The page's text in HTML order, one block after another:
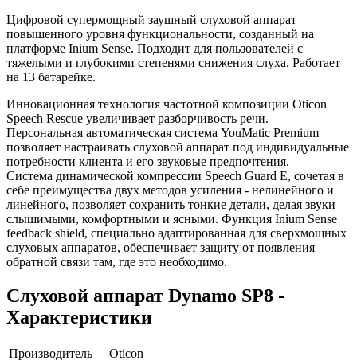
Цифровой супермощный заушный слуховой аппарат
повышенного уровня функциональности, созданный на
платформе Inium Sense. Подходит для пользователей с
тяжелыми и глубокими степенями снижения слуха. Работает
на 13 батарейке.
Инновационная технология частотной композиции Oticon
Speech Rescue увеличивает разборчивость речи.
Персональная автоматическая система YouMatic Premium
позволяет настраивать слуховой аппарат под индивидуальные
потребности клиента и его звуковые предпочтения.
Cистема динамической компрессии Speech Guard Е, сочетая в
себе преимущества двух методов усиления - нелинейного и
линейного, позволяет сохранить тонкие детали, делая звуки
слышимыми, комфортными и ясными. Функция Inium Sense
feedback shield, специально адаптированная для сверхмощных
слуховых аппаратов, обеспечивает защиту от появления
обратной связи там, где это необходимо.
Слуховой аппарат Dynamo SP8 -
Характеристики
Производитель
Oticon